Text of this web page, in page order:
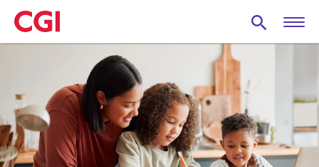
Skip
to
main